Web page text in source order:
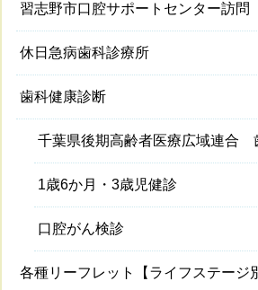
習志野市口腔サポートセンター訪問
休日急病歯科診療所
歯科健康診断
千葉県後期高齢者医療広域連合
1歳6か月・3歳児健診
口腔がん検診
各種リーフレット【ライフステージ